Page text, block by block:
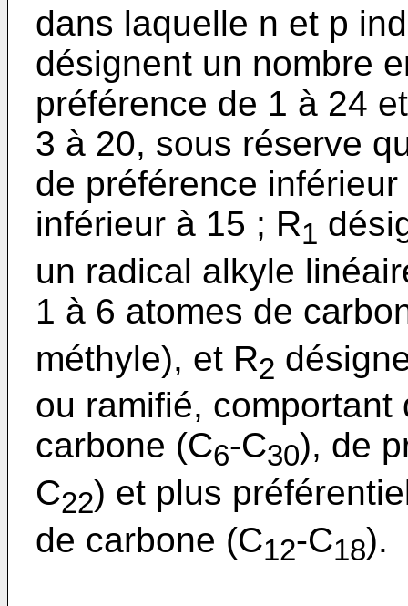
dans laquelle n et p
désignent un nombre
préférence de 1 à 24
3 à 20, sous réserve
de préférence
inférieur à 15 ; R1
un radical alkyle
1 à 6 atomes de
méthyle), et R2
ou ramifié,
carbone (C6-C30), de
C22) et plus
de carbone (C12-C18).